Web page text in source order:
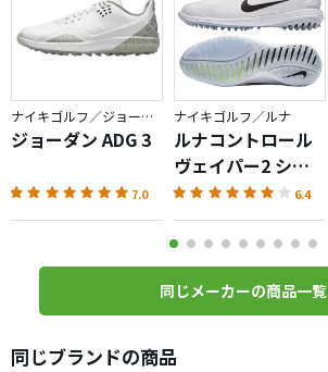
ナイキゴルフ／ジョーダン
ジョーダン ADG 3
7.0
ナイキゴルフ／ルナ
ルナコントロール
ヴェイパー2 シュ
ーズ
6.4
同じメーカーの商品一覧
同じブランドの商品